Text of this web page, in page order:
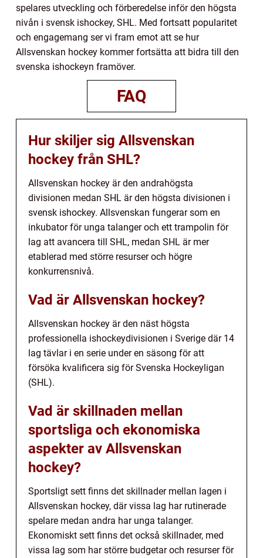
spelares utveckling och förberedelse inför den högsta
nivån i svensk ishockey, SHL. Med fortsatt popularitet
och engagemang ser vi fram emot att se hur
Allsvenskan hockey kommer fortsätta att bidra till den
svenska ishockeyn framöver.
FAQ
Hur skiljer sig Allsvenskan
hockey från SHL?
Allsvenskan hockey är den andrahögsta
divisionen medan SHL är den högsta divisionen i
svensk ishockey. Allsvenskan fungerar som en
inkubator för unga talanger och ett trampolin för
lag att avancera till SHL, medan SHL är mer
etablerad med större resurser och högre
konkurrensnivå.
Vad är Allsvenskan hockey?
Allsvenskan hockey är den näst högsta
professionella ishockeydivisionen i Sverige där 14
lag tävlar i en serie under en säsong för att
försöka kvalificera sig för Svenska Hockeyligan
(SHL).
Vad är skillnaden mellan
sportsliga och ekonomiska
aspekter av Allsvenskan
hockey?
Sportsligt sett finns det skillnader mellan lagen i
Allsvenskan hockey, där vissa lag har rutinerade
spelare medan andra har unga talanger.
Ekonomiskt sett finns det också skillnader, med
vissa lag som har större budgetar och resurser för